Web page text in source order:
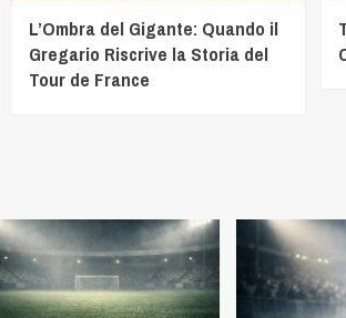
L’Ombra del Gigante: Quando il
Gregario Riscrive la Storia del
Tour de France